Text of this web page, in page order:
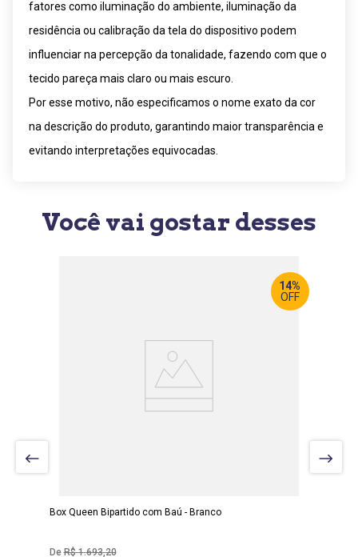
fatores como iluminação do ambiente, iluminação da
residência ou calibração da tela do dispositivo podem
influenciar na percepção da tonalidade, fazendo com que o
tecido pareça mais claro ou mais escuro.
Por esse motivo, não especificamos o nome exato da cor
na descrição do produto, garantindo maior transparência e
evitando interpretações equivocadas.
Você vai gostar desses
Box Queen Bipartido com Baú - Branco
R$ 1.693,20
14%
OFF